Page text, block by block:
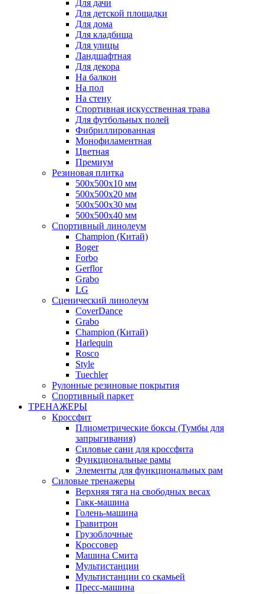
Для дачи
Для детской площадки
Для дома
Для кладбища
Для улицы
Ландшафтная
Для декора
На балкон
На пол
На стену
Спортивная искусственная трава
Для футбольных полей
Фибриллированная
Монофиламентная
Цветная
Премиум
Резиновая плитка
500х500х10 мм
500х500х20 мм
500х500х30 мм
500х500х40 мм
Спортивный линолеум
Champion (Китай)
Boger
Forbo
Gerflor
Grabo
LG
Сценический линолеум
CoverDance
Grabo
Champion (Китай)
Harlequin
Rosco
Style
Tuechler
Рулонные резиновые покрытия
Спортивный паркет
ТРЕНАЖЕРЫ
Кроссфит
Плиометрические боксы (Тумбы для
запрыгивания)
Силовые сани для кроссфита
Функциональные рамы
Элементы для функциональных рам
Силовые тренажеры
Верхняя тяга на свободных весах
Гакк-машина
Голень-машина
Гравитрон
Грузоблочные
Кроссовер
Машина Смита
Мультистанции
Мультистанции со скамьей
Пресс-машина